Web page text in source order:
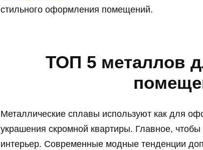
стильного оформления помещений.
ТОП 5 металлов
Металлические сплавы используют как для
украшения скромной квартиры. Главное,
интерьер. Современные модные тенденции